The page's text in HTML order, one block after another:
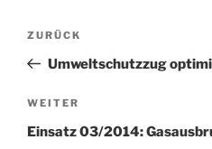
Beitragsnavigation
Vorheriger
Beitrag
ZURÜCK
Umweltschutzzug
Nächster
Beitrag
WEITER
Einsatz 03/2014: